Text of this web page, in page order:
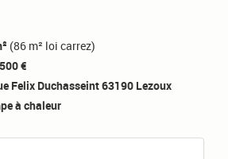
(86 m² loi carrez)
€
Felix Duchasseint 63190 Lezoux
à chaleur